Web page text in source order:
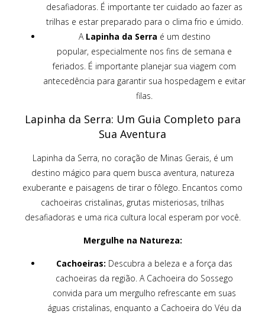
desafiadoras. É importante ter cuidado ao fazer as
trilhas e estar preparado para o clima frio e úmido.
A Lapinha da Serra é um destino
popular, especialmente nos fins de semana e
feriados. É importante planejar sua viagem com
antecedência para garantir sua hospedagem e evitar
filas.
Lapinha da Serra: Um Guia Completo para
Sua Aventura
Lapinha da Serra, no coração de Minas Gerais, é um
destino mágico para quem busca aventura, natureza
exuberante e paisagens de tirar o fôlego. Encantos como
cachoeiras cristalinas, grutas misteriosas, trilhas
desafiadoras e uma rica cultura local esperam por você.
Mergulhe na Natureza:
Cachoeiras: Descubra a beleza e a força das
cachoeiras da região. A Cachoeira do Sossego
convida para um mergulho refrescante em suas
águas cristalinas, enquanto a Cachoeira do Véu da